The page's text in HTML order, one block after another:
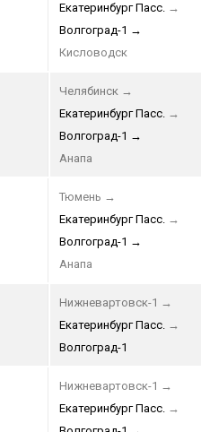
Екатеринбург Пасс. →
Волгоград-1 →
Кисловодск
Челябинск →
Екатеринбург Пасс. →
Волгоград-1 →
Анапа
Тюмень →
Екатеринбург Пасс. →
Волгоград-1 →
Анапа
Нижневартовск-1 →
Екатеринбург Пасс. →
Волгоград-1
Нижневартовск-1 →
Екатеринбург Пасс. →